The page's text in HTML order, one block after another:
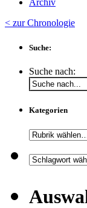
< zur Chronologie
Suche:
Suche nach:
Kategorien